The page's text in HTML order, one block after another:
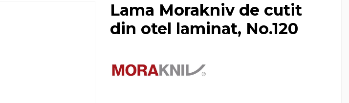
Lama Morakniv de cutit
din otel laminat, No.120